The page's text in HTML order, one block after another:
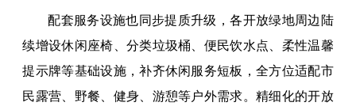
配套服务设施也同步提质升级，各开放绿地周边陆
续增设休闲座椅、分类垃圾桶、便民饮水点、柔性温馨
提示牌等基础设施，补齐休闲服务短板，全方位适配市
民露营、野餐、健身、游憩等户外需求。精细化的开放